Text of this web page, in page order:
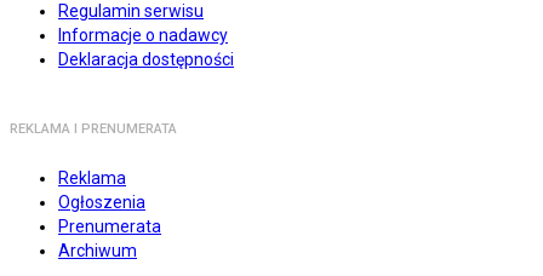
Regulamin serwisu
Informacje o nadawcy
Deklaracja dostępności
REKLAMA I PRENUMERATA
Reklama
Ogłoszenia
Prenumerata
Archiwum